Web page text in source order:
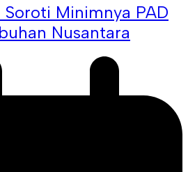
Soroti Minimnya PAD
Nusantara